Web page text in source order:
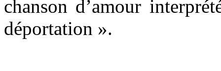
chanson d’amour
déportation ».